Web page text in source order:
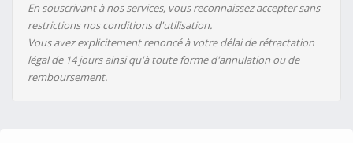
En souscrivant à nos services, vous reconnaissez accepter sans
restrictions nos conditions d'utilisation.
Vous avez explicitement renoncé à votre délai de rétractation
légal de 14 jours ainsi qu'à toute forme d'annulation ou de
remboursement.